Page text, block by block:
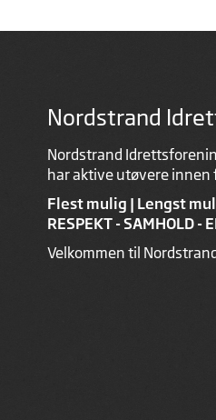
Nordstrand
Nordstrand
har aktive utøvere innen
Flest mulig | Lengst
RESPEKT - SAMHOLD -
Velkommen til